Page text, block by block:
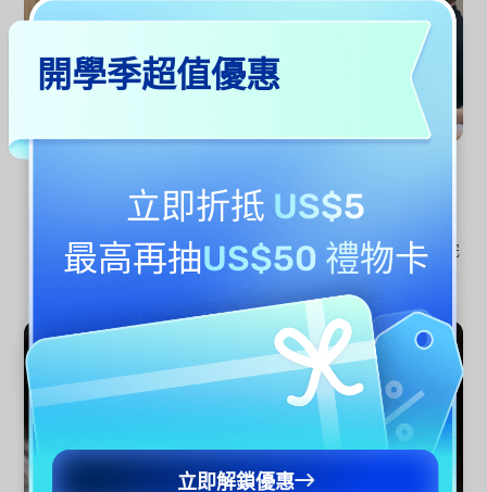
AI 引導式建立流程
只需回答幾個引導問題或上傳現有文件， AI 即可協助建立結構完
整且符合規範的員工手冊， 即使沒有 HR 或法律背景也能輕鬆完
開學季超值優惠
立即折抵 US$5
最高再抽US$50 禮物卡
立即解鎖優惠